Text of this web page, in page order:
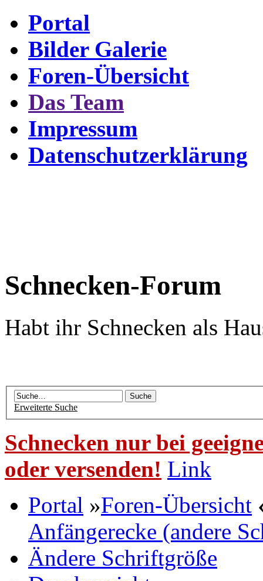
Portal
Bilder Galerie
Foren-Übersicht
Das Team
Impressum
Datenschutzerklärung
Schnecken-Forum
Habt ihr Schnecken als
Erweiterte Suche
Schnecken nur bei
oder versenden! Link
Portal »Foren-Übersicht
Anfängerecke (andere
Ändere Schriftgröße